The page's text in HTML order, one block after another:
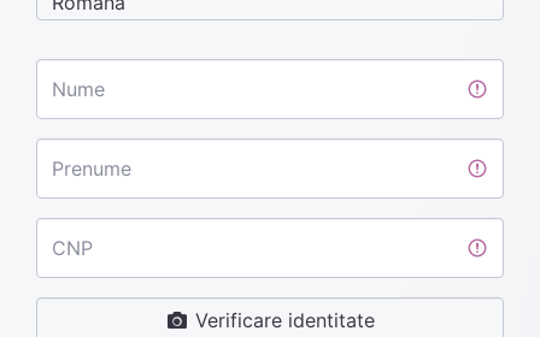
Nume
Prenume
CNP
Verificare identitate